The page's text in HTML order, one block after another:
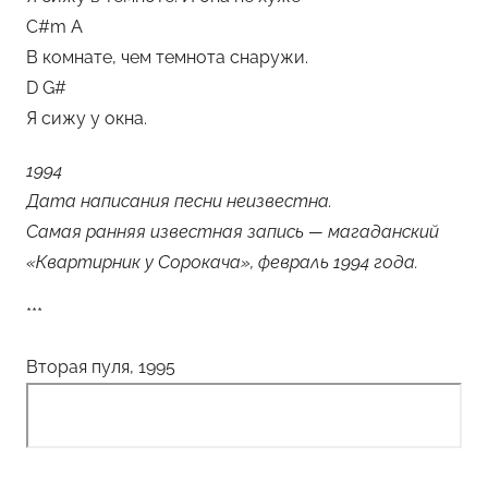
C#m A
В комнате, чем темнота снаружи.
D G#
Я сижу у окна.
1994
Дата написания песни неизвестна.
Самая ранняя известная запись — магаданский
«Квартирник у Сорокача», февраль 1994 года.
***
Вторая пуля, 1995